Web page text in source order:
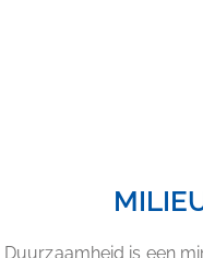
Duurzaamheid is een